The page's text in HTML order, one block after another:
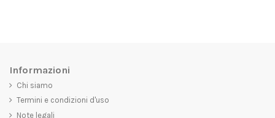
Informazioni
Chi siamo
Termini e condizioni d'uso
Note legali